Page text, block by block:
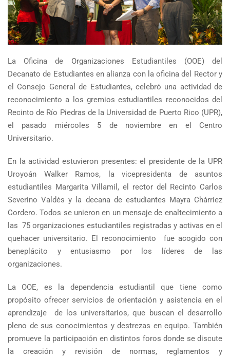
La Oficina de Organizaciones Estudiantiles (OOE) del
Decanato de Estudiantes en alianza con la oficina del Rector y
el Consejo General de Estudiantes, celebró una actividad de
reconocimiento a los gremios estudiantiles reconocidos del
Recinto de Río Piedras de la Universidad de Puerto Rico (UPR),
el pasado miércoles 5 de noviembre en el Centro
Universitario.
En la actividad estuvieron presentes: el presidente de la UPR
Uroyoán Walker Ramos, la vicepresidenta de asuntos
estudiantiles Margarita Villamil, el rector del Recinto Carlos
Severino Valdés y la decana de estudiantes Mayra Chárriez
Cordero. Todos se unieron en un mensaje de enaltecimiento a
las 75 organizaciones estudiantiles registradas y activas en el
quehacer universitario. El reconocimiento fue acogido con
beneplácito y entusiasmo por los líderes de las
organizaciones.
La OOE, es la dependencia estudiantil que tiene como
propósito ofrecer servicios de orientación y asistencia en el
aprendizaje de los universitarios, que buscan el desarrollo
pleno de sus conocimientos y destrezas en equipo. También
promueve la participación en distintos foros donde se discute
la creación y revisión de normas, reglamentos y